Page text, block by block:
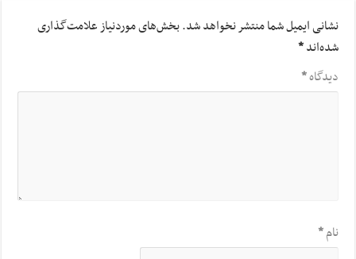
نشانی ایمیل شما منتشر نخواهد شد.بخش‌های موردنیاز علامت‌گذاری
شده‌اند*
دیدگاه*
نام*